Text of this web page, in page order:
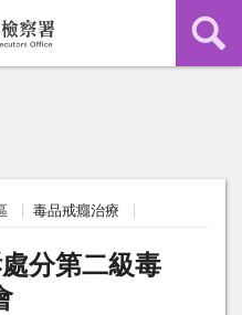
毒品戒癮治療
分第二級毒